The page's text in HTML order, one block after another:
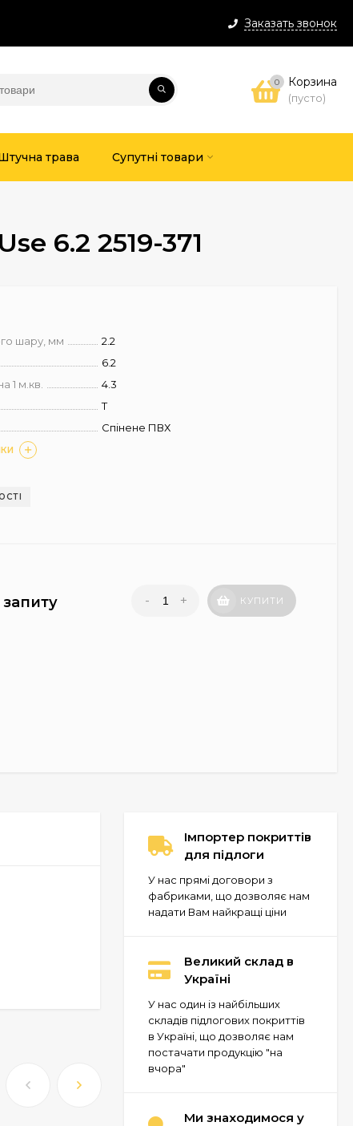
Заказать звонок
0 Корзина
(пусто)
трава Супутні товари
6.2 2519-371
шару, мм
2.2
6.2
1 м.кв.
4.3
T
Спінене ПВХ
запиту - + КУПИТИ
Імпортер покриттів
для підлоги
У нас прямі договори з
фабриками, що дозволяє нам
надати Вам найкращі ціни
Великий склад в
Україні
У нас один із найбільших
складів підлогових покриттів
в Україні, що дозволяє нам
постачати продукцію "на
вчора"
Ми знаходимося у